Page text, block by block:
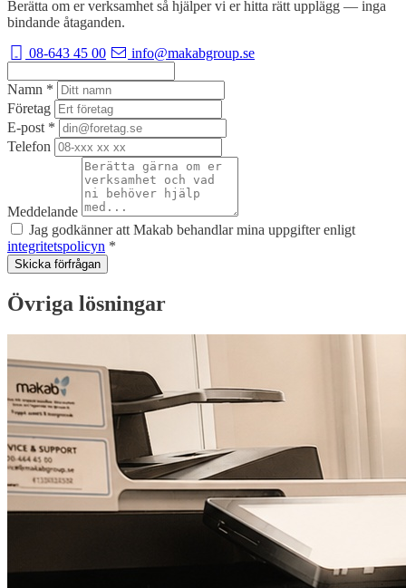
Berätta om er verksamhet så hjälper vi er hitta rätt upplägg — inga
bindande åtaganden.
08-643 45 00
info@makabgroup.se
Namn *
Företag
E-post *
Telefon
Meddelande
Jag godkänner att Makab behandlar mina uppgifter enligt
integritetspolicyn *
Skicka förfrågan
Övriga lösningar